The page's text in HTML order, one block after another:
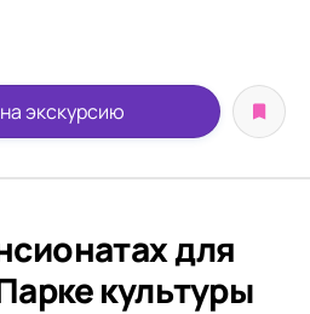
экскурсию
для
культуры